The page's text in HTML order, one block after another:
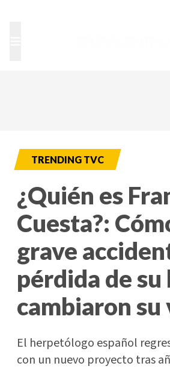
TRENDING TVC
¿Quién es
Cuesta?:
grave
pérdida de su
cambiaron su
El herpetólogo español
con un nuevo proyecto tras